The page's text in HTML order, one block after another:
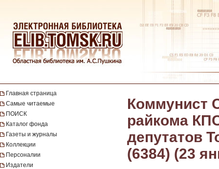
Главная страница
Самые читаемые
ПОИСК
Каталог фонда
Газеты и журналы
Коллекции
Персоналии
Издатели
Коммунист
райкома
депутатов
(6384) (23